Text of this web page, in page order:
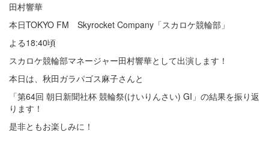
田村響華
本日TOKYO FM Skyrocket Company「スカロケ競輪部」
よる18:40頃
スカロケ競輪部マネージャー田村響華として出演します！
本日は、秋田ガラパゴス麻子さんと
「第64回 朝日新聞社杯 競輪祭(けいりんさい) GI」の結果を振り返
ります！
是非ともお楽しみに！